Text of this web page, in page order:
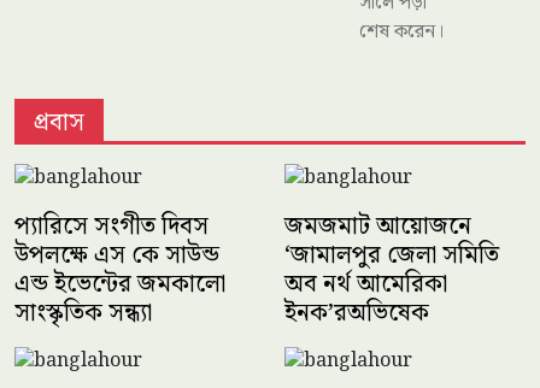
ইউএসএ ল এন্ড ইমিগ্রেশন | আলাপচারিতার অনুষ্ঠান
প্রবাস
প্যারিসে সংগীত দিবস
উপলক্ষে এস কে সাউন্ড
এন্ড ইভেন্টের জমকালো
সাংস্কৃতিক সন্ধ্যা
জমজমাট আয়োজনে
‘জামালপুর জেলা সমিতি
অব নর্থ আমেরিকা
ইনক’রঅভিষেক